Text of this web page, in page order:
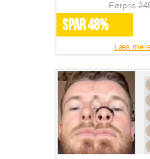
Førpris
SPAR 48%
Læs